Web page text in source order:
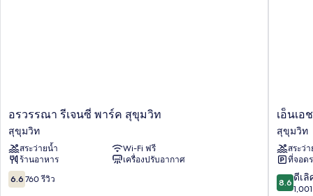
อร
วรรณ
า
รี
เจน
ซี่
พาร์
อรวรรณา รีเจนซี่ พาร์ค สุขุมวิท
สุขุมวิท
สระว่ายน้ำ
Wi-Fi ฟรี
ร้านอาหาร
เครื่องปรับอากาศ
6.6
จาก
6.6 760 รีวิว
เอ็น
แบงค็
อก
อโศก
สุขุมวิท
เอ็นเอ
สุขุมวิท
สระว่
ที่จอด
8.6
จาก
8.6 ดีเลิ